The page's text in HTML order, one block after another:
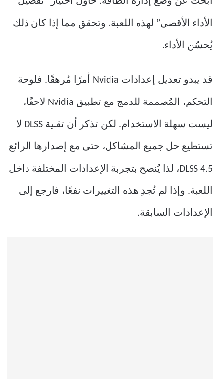
الأداء الأقصى” لهذه اللعبة، وتحقق مما إذا كان ذلك
يُحسّن الأداء.
قد يبدو تعديل إعدادات Nvidia أمرًا مُرهقًا. فلوحة
التحكم، المُصممة للدمج مع تطبيق Nvidia لاحقًا،
ليست سهلة الاستخدام. لكن تذكر أن تقنية DLSS لا
تستطيع حل جميع المشاكل، حتى مع إصدارها الرائع
DLSS 4.5، لذا يُنصح بتجربة الإعدادات المختلفة داخل
اللعبة. وإذا لم تُجدِ هذه التغييرات نفعًا، فارجع إلى
الإعدادات السابقة.